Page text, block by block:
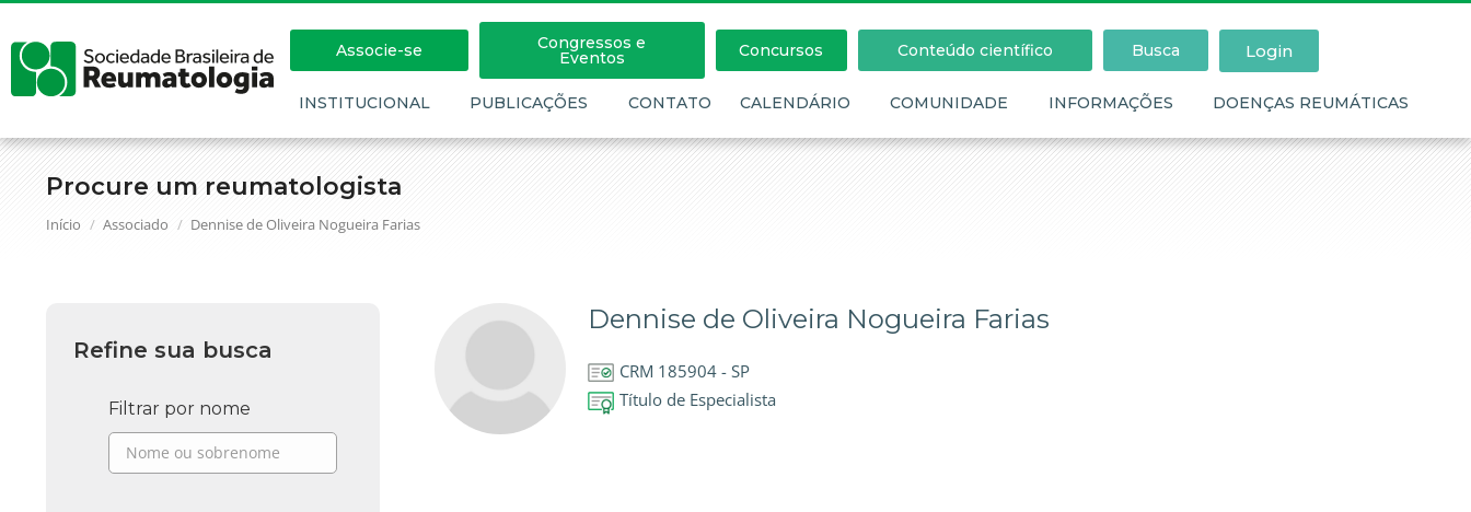
Procure um reumatologista
Você está aqui:
Início Associado Dennise de Oliveira Nogueira Farias
Associe-se Congressos e
Eventos Concursos Conteúdo científico Busca Login
INSTITUCIONAL PUBLICAÇÕES CONTATO CALENDÁRIO COMUNIDADE INFORMAÇÕES DOENÇAS REUMÁTICAS
Dennise de Oliveira Nogueira Farias
CRM 185904 - SP
Título de Especialista
Refine sua busca
Filtrar por nome